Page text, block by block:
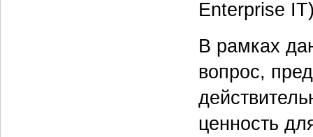
Enterprise
В рамках
вопрос,
ценность